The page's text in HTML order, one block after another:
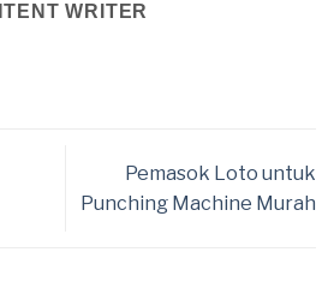
WRITER
Pemasok Loto untuk
Punching Machine Murah